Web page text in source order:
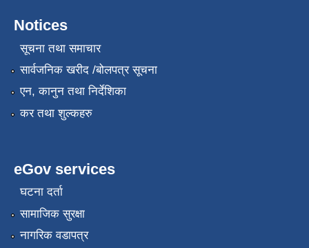
Notices
सूचना तथा समाचार
सार्वजनिक खरीद /बोलपत्र सूचना
एन, कानुन तथा निर्देशिका
कर तथा शुल्कहरु
eGov services
घटना दर्ता
सामाजिक सुरक्षा
नागरिक वडापत्र